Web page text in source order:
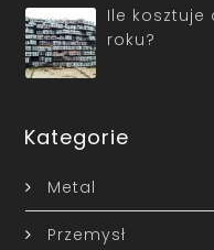
Ile kosztuje
roku?
Kategorie
Metal
Przemysł